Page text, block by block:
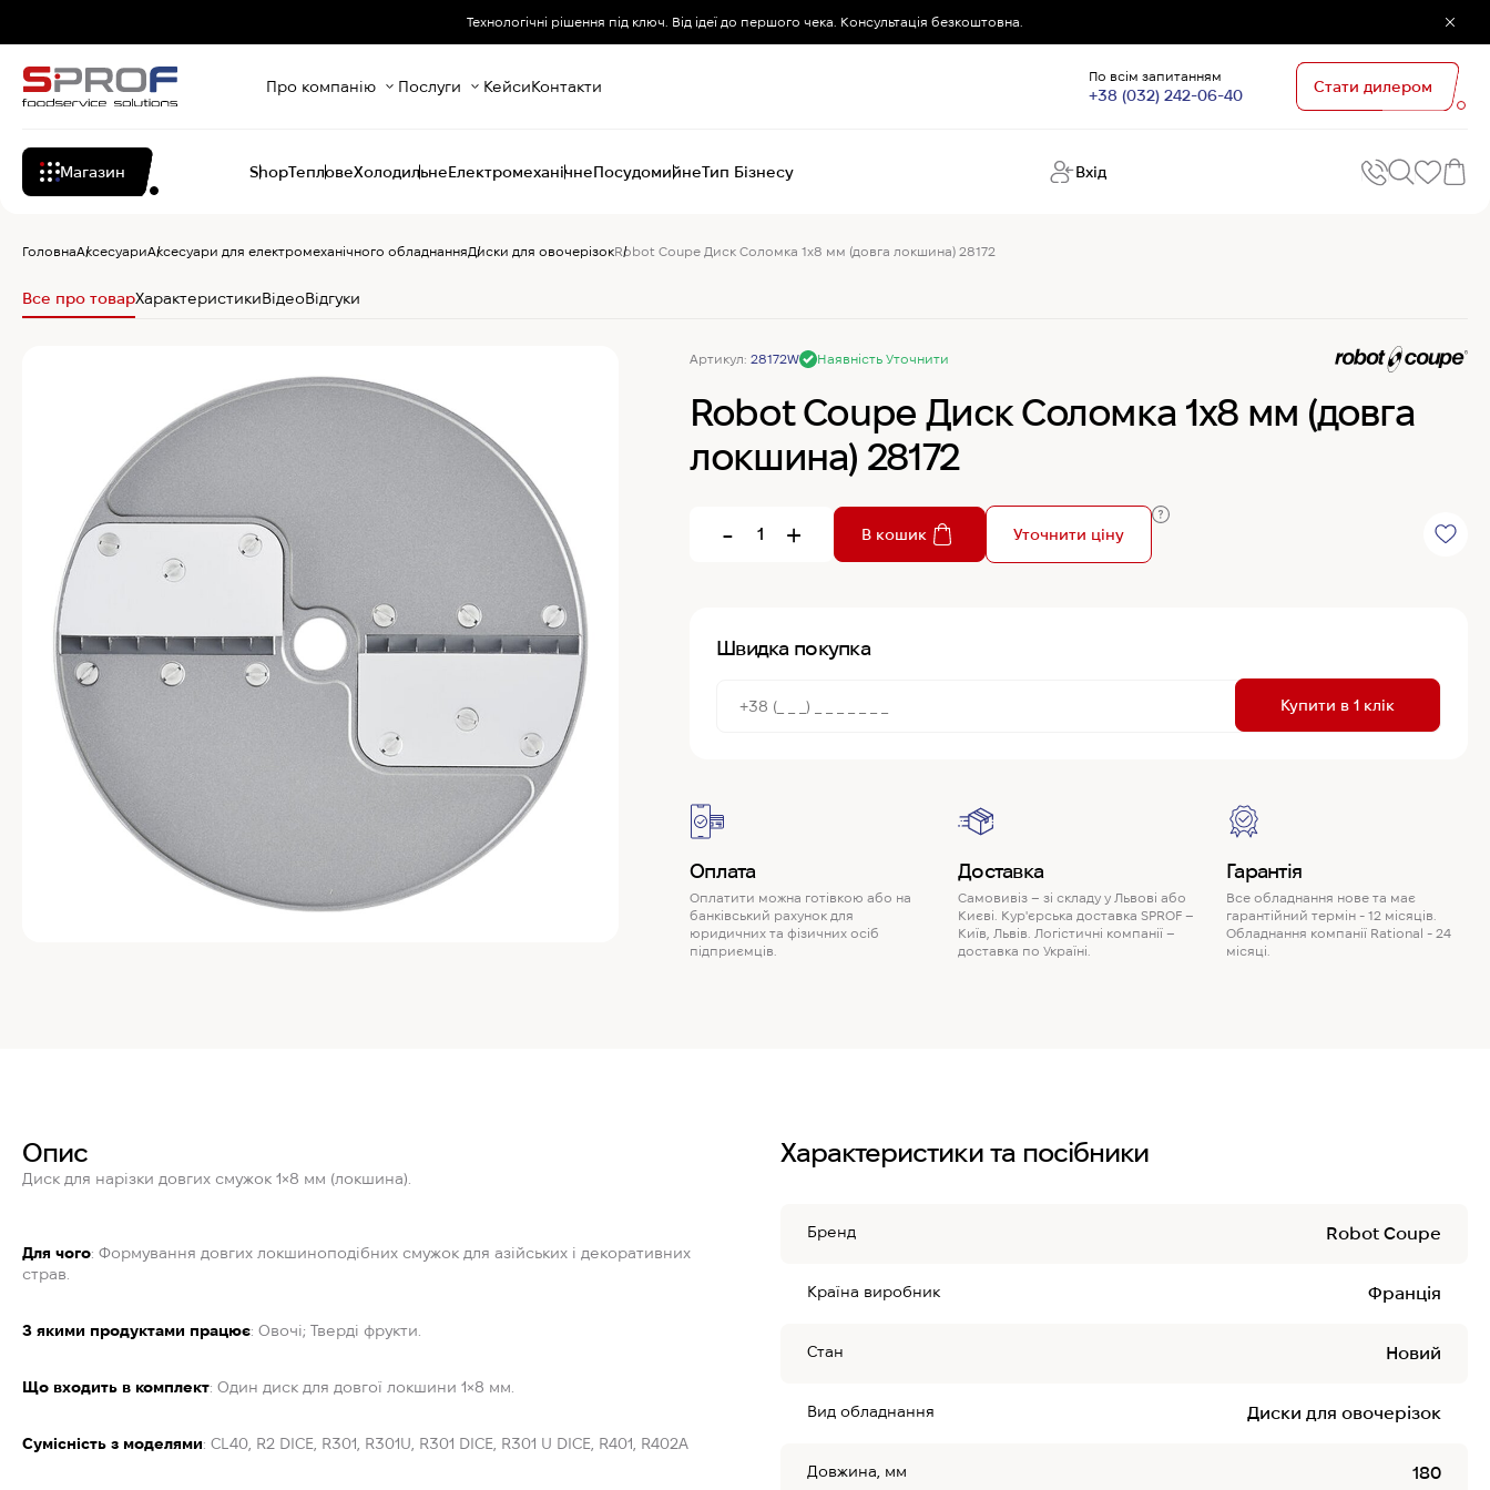
Технологічні рішення під ключ. Від ідеї до першого чека. Консультація безкоштовна.
Про компанію Послуги КейсиКонтакти
По всім запитанням
+38 (032) 242-06-40 Стати дилером
Магазин ShopТепловеХолодильнеЕлектромеханічнеПосудомийнеТип Бізнесу Вхід
Пароконвектомати
ГоловнаАксесуариАксесуари для електромеханічного обладнанняДиски для овочерізокRobot Coupe Диск Соломка 1х8 мм (довга локшина) 28172
Все про товарХарактеристикиВідеоВідгуки
Артикул: 28172W Наявність Уточнити
Robot Coupe Диск Соломка 1х8 мм (довга
локшина) 28172
- + В кошик Уточнити ціну
Швидка покупка
Купити в 1 клік
Оплата
Оплатити можна готівкою або на
банківський рахунок для
юридичних та фізичних осіб
підприємців.
Доставка
Самовивіз – зі складу у Львові або
Києві. Кур'єрська доставка SPROF –
Київ, Львів. Логістичні компанії –
доставка по Україні.
Гарантія
Все обладнання нове та має
гарантійний термін - 12 місяців.
Обладнання компанії Rational - 24
місяці.
Опис
Диск для нарізки довгих смужок 1×8 мм (локшина).
Для чого: Формування довгих локшиноподібних смужок для азійських і декоративних
страв.
З якими продуктами працює: Овочі; Тверді фрукти.
Що входить в комплект: Один диск для довгої локшини 1×8 мм.
Сумісність з моделями: CL40, R2 DICE, R301, R301U, R301 DICE, R301 U DICE, R401, R402A
Характеристики та посібники
Бренд Robot Coupe
Країна виробник Франція
Стан Новий
Вид обладнання Диски для овочерізок
Довжина, мм 180